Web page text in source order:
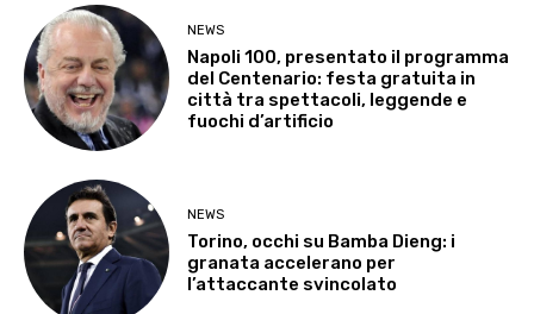
NEWS
Napoli 100, presentato il programma
del Centenario: festa gratuita in
città tra spettacoli, leggende e
fuochi d’artificio
NEWS
Torino, occhi su Bamba Dieng: i
granata accelerano per
l’attaccante svincolato